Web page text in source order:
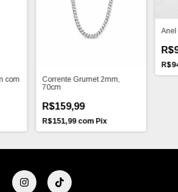
com
Corrente Grumet 2mm,
70cm
R$159,99
R$151,99 com Pix
Anel